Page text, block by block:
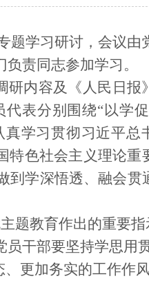
题学习研讨，会议由
责同志参加学习。
研内容及《人民日报
表分别围绕“以学
真学习贯彻习近平总
特色社会主义理论重
到学深悟透、融会贯
题教育作出的重要指
员干部要坚持学思用
、更加务实的工作作